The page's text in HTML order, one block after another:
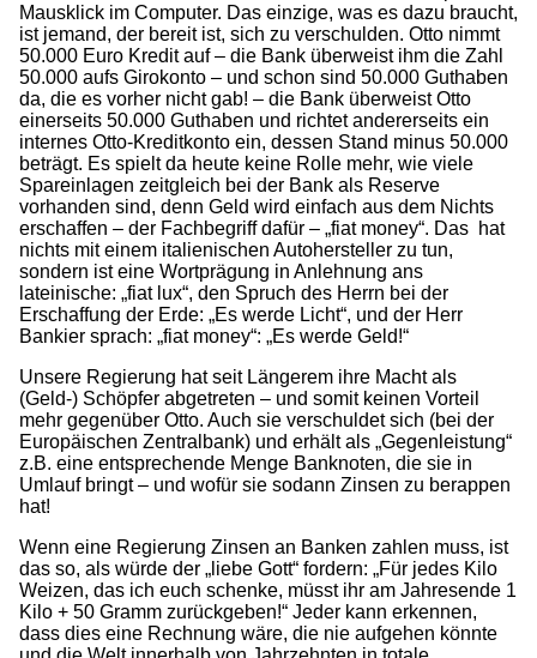
Mausklick im Computer. Das einzige, was es dazu braucht,
ist jemand, der bereit ist, sich zu verschulden. Otto nimmt
50.000 Euro Kredit auf – die Bank überweist ihm die Zahl
50.000 aufs Girokonto – und schon sind 50.000 Guthaben
da, die es vorher nicht gab! – die Bank überweist Otto
einerseits 50.000 Guthaben und richtet andererseits ein
internes Otto-Kreditkonto ein, dessen Stand minus 50.000
beträgt. Es spielt da heute keine Rolle mehr, wie viele
Spareinlagen zeitgleich bei der Bank als Reserve
vorhanden sind, denn Geld wird einfach aus dem Nichts
erschaffen – der Fachbegriff dafür – „fiat money“. Das hat
nichts mit einem italienischen Autohersteller zu tun,
sondern ist eine Wortprägung in Anlehnung ans
lateinische: „fiat lux“, den Spruch des Herrn bei der
Erschaffung der Erde: „Es werde Licht“, und der Herr
Bankier sprach: „fiat money“: „Es werde Geld!“
Unsere Regierung hat seit Längerem ihre Macht als
(Geld-) Schöpfer abgetreten – und somit keinen Vorteil
mehr gegenüber Otto. Auch sie verschuldet sich (bei der
Europäischen Zentralbank) und erhält als „Gegenleistung“
z.B. eine entsprechende Menge Banknoten, die sie in
Umlauf bringt – und wofür sie sodann Zinsen zu berappen
hat!
Wenn eine Regierung Zinsen an Banken zahlen muss, ist
das so, als würde der „liebe Gott“ fordern: „Für jedes Kilo
Weizen, das ich euch schenke, müsst ihr am Jahresende 1
Kilo + 50 Gramm zurückgeben!“ Jeder kann erkennen,
dass dies eine Rechnung wäre, die nie aufgehen könnte